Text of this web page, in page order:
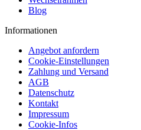
Blog
Informationen
Angebot anfordern
Cookie-Einstellungen
Zahlung und Versand
AGB
Datenschutz
Kontakt
Impressum
Cookie-Infos